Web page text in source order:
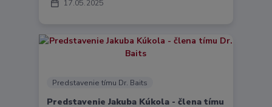
17 05 2025
Predstavenie tímu Dr. Baits
Predstavenie Jakuba Kúkola - člena tímu